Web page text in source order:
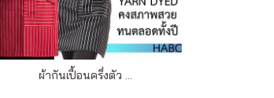
ผ้ากันเปื้อนครึ่งตัว ...